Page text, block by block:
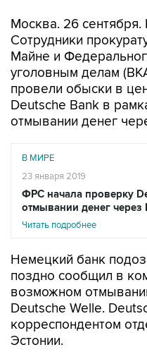
Москва. 26 сентября.
Сотрудники
Майне и
уголовным делам
провели обыски в
Deutsche Bank в
отмывании денег
В МИРЕ
23 января 2019
ФРС начала проверку
отмывании денег через
Читать подробнее
Немецкий банк
поздно сообщил в
возможном
Deutsche Welle.
корреспондентом
Эстонии.